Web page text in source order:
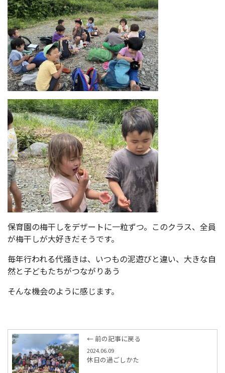
保育園の梅干しをデザートに一粒ずつ。このクラス、全員
が梅干しが大好きだそうです。
毎年行われる代掻きは、いつもの泥遊びと違い、大きな自
然と子どもたちがつながりあう
そんな機会のように感じます。
← 前の記事に戻る
2024.06.09
休日の過ごしかた